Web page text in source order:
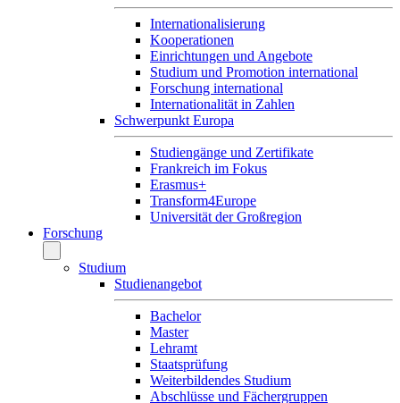
Internationalisierung
Kooperationen
Einrichtungen und Angebote
Studium und Promotion international
Forschung international
Internationalität in Zahlen
Schwerpunkt Europa
Studiengänge und Zertifikate
Frankreich im Fokus
Erasmus+
Transform4Europe
Universität der Großregion
Forschung
Studium
Studienangebot
Bachelor
Master
Lehramt
Staatsprüfung
Weiterbildendes Studium
Abschlüsse und Fächergruppen